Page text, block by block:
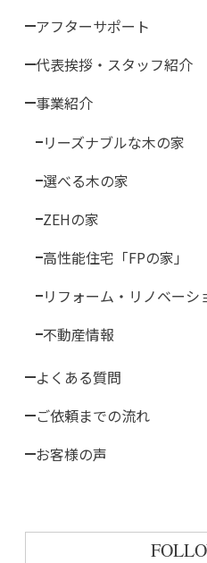
アフターサポート
代表挨拶・スタッフ紹介
事業紹介
リーズナブルな木の家
選べる木の家
ZEHの家
高性能住宅「FPの家」
リフォーム・リノベーシ
不動産情報
よくある質問
ご依頼までの流れ
お客様の声